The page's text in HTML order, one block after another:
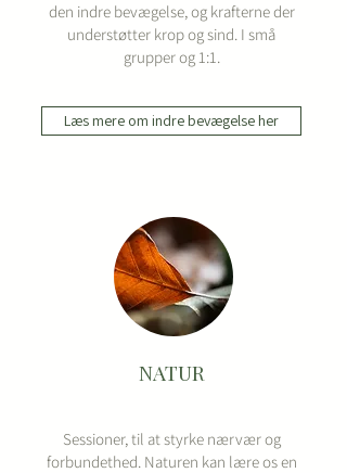
den indre bevægelse, og krafterne der
understøtter krop og sind. I små
grupper og 1:1.
Læs mere om indre bevægelse her
NATUR
Sessioner, til at styrke nærvær og
forbundethed. Naturen kan lære os en